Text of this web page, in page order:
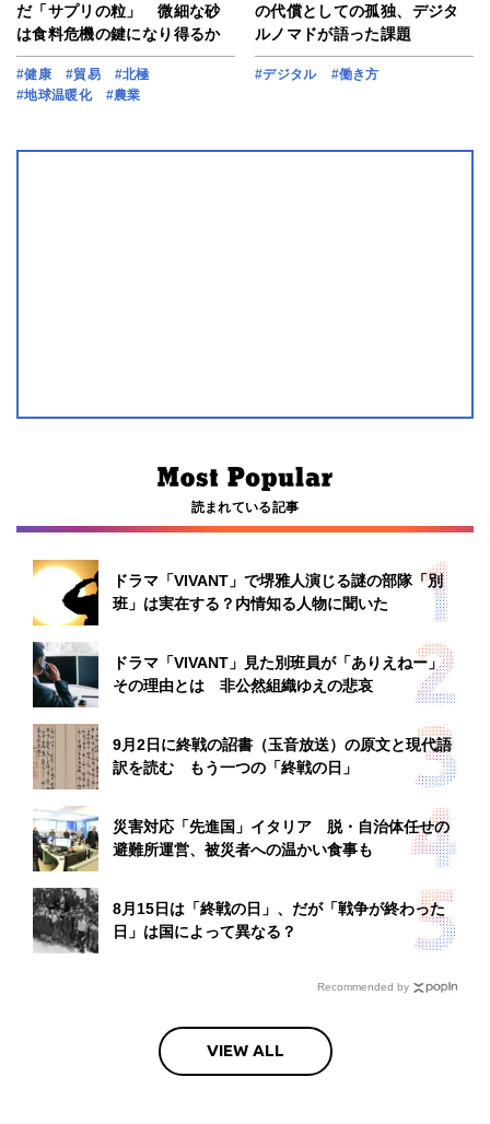
だ「サプリの粒」 微細な砂
は食料危機の鍵になり得るか
#健康 #貿易
#北極
#地球温暖化
#農業
の代償としての孤独、デジタ
ルノマドが語った課題
#デジタル #働き方
読まれている記事
ドラマ「VIVANT」で堺雅人演じる謎の部隊「別
班」は実在する？内情知る人物に聞いた
ドラマ「VIVANT」見た別班員が「ありえねー」
その理由とは 非公然組織ゆえの悲哀
9月2日に終戦の詔書（玉音放送）の原文と現代語
訳を読む もう一つの「終戦の日」
災害対応「先進国」イタリア 脱・自治体任せの
避難所運営、被災者への温かい食事も
8月15日は「終戦の日」、だが「戦争が終わった
日」は国によって異なる？
Recommended by
VIEW ALL